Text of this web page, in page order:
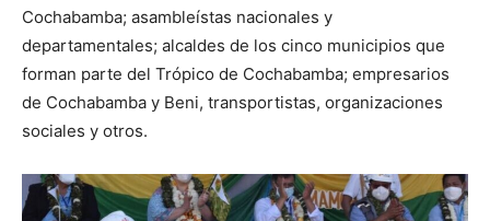
Cochabamba; asambleístas nacionales y
departamentales; alcaldes de los cinco municipios que
forman parte del Trópico de Cochabamba; empresarios
de Cochabamba y Beni, transportistas, organizaciones
sociales y otros.